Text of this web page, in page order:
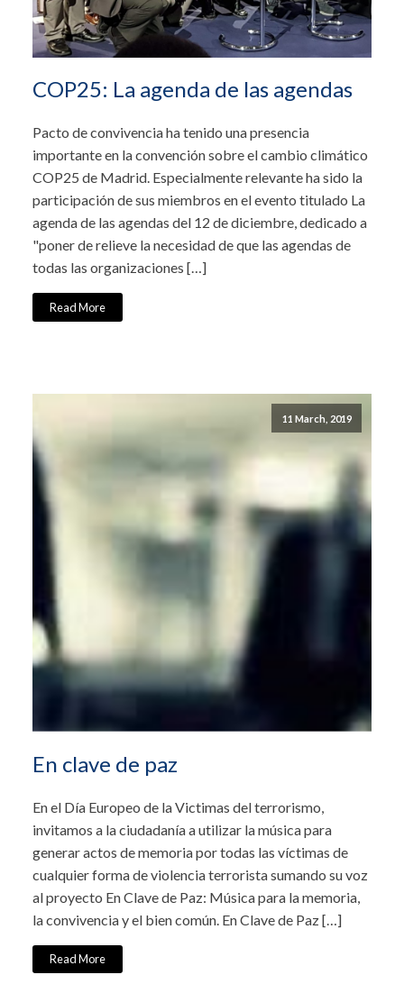
COP25: La agenda de las agendas
Pacto de convivencia ha tenido una presencia
importante en la convención sobre el cambio climático
COP25 de Madrid. Especialmente relevante ha sido la
participación de sus miembros en el evento titulado La
agenda de las agendas del 12 de diciembre, dedicado a
"poner de relieve la necesidad de que las agendas de
todas las organizaciones […]
Read More
11 March, 2019
En clave de paz
En el Día Europeo de la Victimas del terrorismo,
invitamos a la ciudadanía a utilizar la música para
generar actos de memoria por todas las víctimas de
cualquier forma de violencia terrorista sumando su voz
al proyecto En Clave de Paz: Música para la memoria,
la convivencia y el bien común. En Clave de Paz […]
Read More